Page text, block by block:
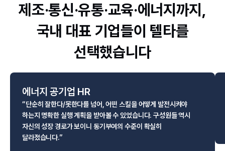
제조·통신·유통·교육·에너지까지,
국내 대표 기업들이 텔타를
선택했습니다
에너지 공기업 HR
“단순히 잘한다/못한다를 넘어, 어떤 스킬을 어떻게 발전시켜야
하는지 명확한 실행 계획을 받아볼 수 있었습니다. 구성원들 역시
자신의 성장 경로가 보이니 동기부여의 수준이 확실히
달라졌습니다.”